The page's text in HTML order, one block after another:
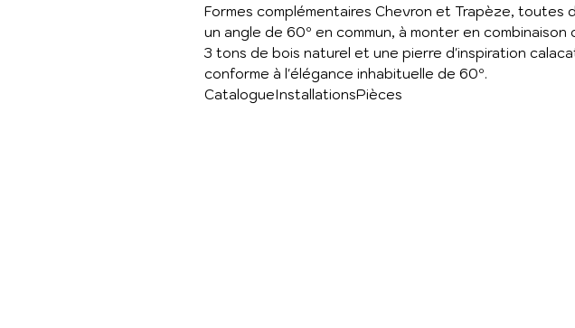
Formes complémentaires Chevron et Trapèze, toutes
un angle de 60º en commun, à monter en combinaison
3 tons de bois naturel et une pierre d'inspiration
conforme à l'élégance inhabituelle de 60º.
CatalogueInstallationsPièces